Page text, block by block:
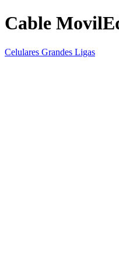
Cable
Celulares Grandes Ligas